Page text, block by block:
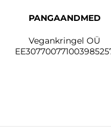
PANGAANDMED
Vegankringel OÜ